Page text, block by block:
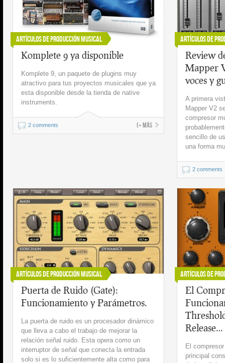
Artículos de Producción Musical
Komplete 9 ya disponible
Komplete 9, un paquete de plugins muy
atractivo para tus proyectos musicales que ya
esta disponible desde la tienda de native
instruments.
2 comments (+ más
Artículos de
Review
Mapper
voces y
A primera
Mapper V2
compresor
sencillo de
una forma
2 comments
Artículos de Producción Musical
Puerta de Ruido (Gate):
Funcionamiento y Parámetros.
La puerta de ruido es un procesador dinámico
que lleva a cabo el trabajo de mejorar la
relación señal ruido. Esta opera como un
interruptor de señal que conecta la entrada
solo si es lo suficientemente alta como para
Artículos de
El
Release…
El
principal